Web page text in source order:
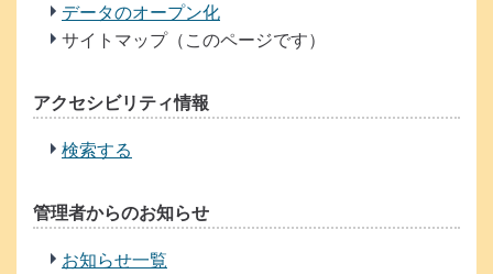
データのオープン化
サイトマップ（このページです）
アクセシビリティ情報
検索する
管理者からのお知らせ
お知らせ一覧